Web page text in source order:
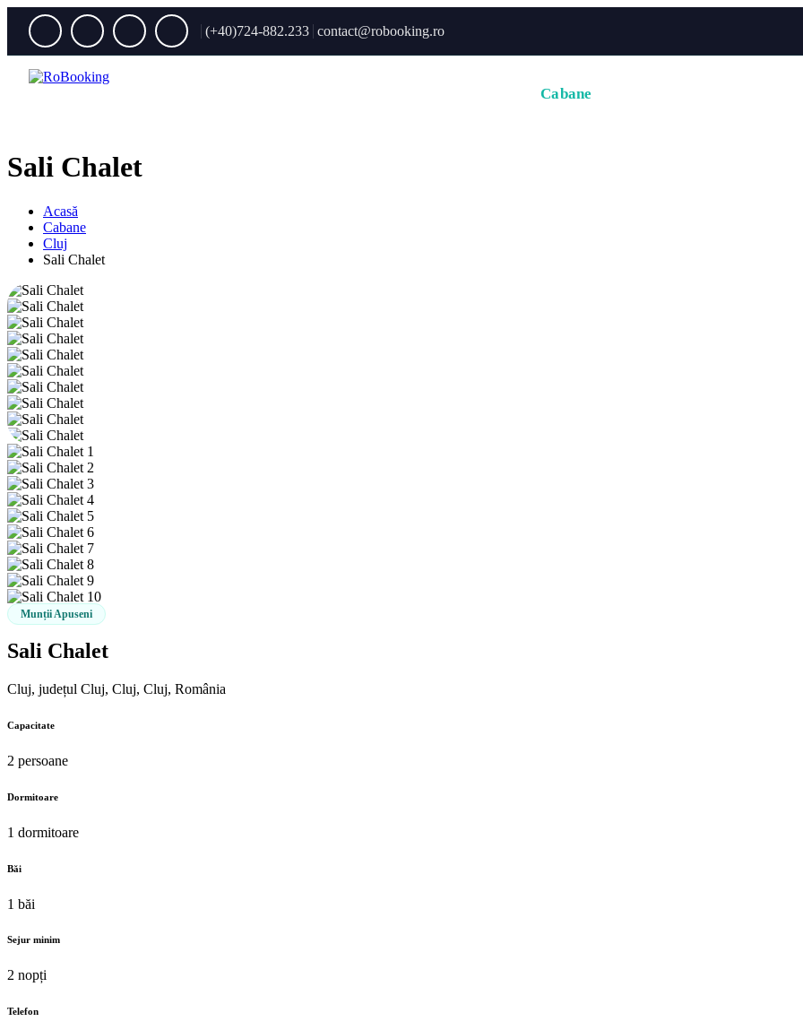
(+40)724-882.233 contact@robooking.ro
Cabane
Sali Chalet
Acasă
Cabane
Cluj
Sali Chalet
Munții Apuseni
Sali Chalet
Cluj, județul Cluj, Cluj, Cluj, România
Capacitate
2 persoane
Dormitoare
1 dormitoare
Băi
1 băi
Sejur minim
2 nopți
Telefon